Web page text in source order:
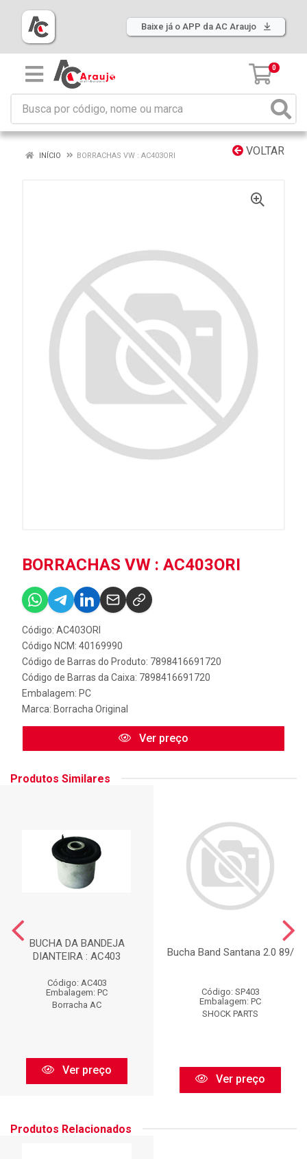
Baixe já o APP da AC Araujo
0
VOLTAR
INÍCIO BORRACHAS VW : AC403ORI
BORRACHAS VW : AC403ORI
Código: AC403ORI
Código NCM: 40169990
Código de Barras do Produto: 7898416691720
Código de Barras da Caixa: 7898416691720
Embalagem: PC
Marca: Borracha Original
Ver preço
Produtos Similares
BUCHA DA BANDEJA
DIANTEIRA : AC403
Código: AC403
Embalagem: PC
Borracha AC
Ver preço
Bucha Band Santana 2.0 89/
Código: SP403
Embalagem: PC
SHOCK PARTS
Ver preço
Produtos Relacionados